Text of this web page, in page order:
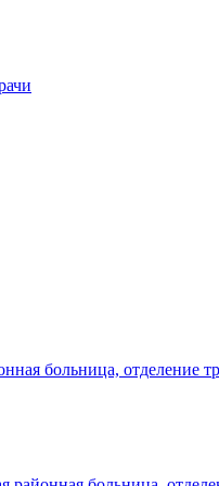
больница, отделение